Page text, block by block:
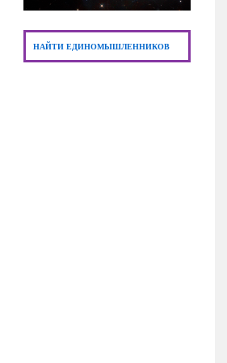
НАЙТИ ЕДИНОМЫШЛЕННИКОВ